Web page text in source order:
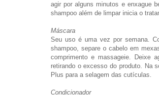
agir por alguns minutos e enxague
shampoo além de limpar inicia o
Máscara
Seu uso é uma vez por semana.
shampoo, separe o cabelo em
comprimento e massageie. Deixe
retirando o excesso do produto. Na
Plus para a selagem das cutículas.
Condicionador